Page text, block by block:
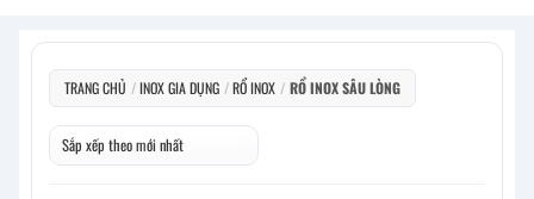
TRANG CHỦ / INOX GIA DỤNG / RỔ INOX / RỔ INOX SÂU LÒNG